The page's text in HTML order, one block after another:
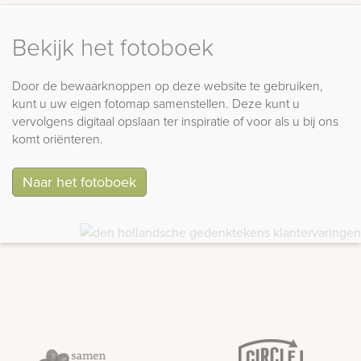
Bekijk het fotoboek
Door de bewaarknoppen op deze website te gebruiken,
kunt u uw eigen fotomap samenstellen. Deze kunt u
vervolgens digitaal opslaan ter inspiratie of voor als u bij ons
komt oriënteren.
Naar het fotoboek